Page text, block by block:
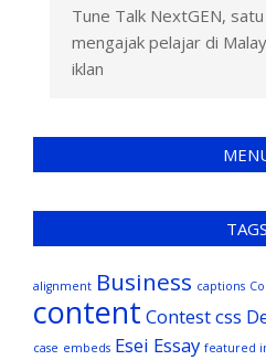
Tune Talk NextGEN,
mengajak pelajar di
iklan
TAGS
alignment Business captions
content Contestcss
case embeds Esei Essay featured